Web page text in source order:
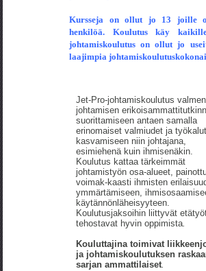
Kursseja on ollut jo 13 joille
henkilöä. Koulutus käy
johtamiskoulutus on ollut jo
laajimpia
Jet-Pro-johtamiskoulutus
johtamisen
suorittamiseen antaen samalla
erinomaiset valmiudet ja työkalut
kasvamiseen niin johtajana,
esimiehenä kuin ihmisenäkin.
Koulutus kattaa tärkeimmät
johtamistyön osa-alueet,
voimak-kaasti ihmisten
ymmärtämiseen,
käytännönläheisyyteen.
Koulutusjaksoihin liittyvät
tehostavat hyvin oppimista.
Kouluttajina toimivat
ja johtamiskoulutuksen
sarjan ammattilaiset.